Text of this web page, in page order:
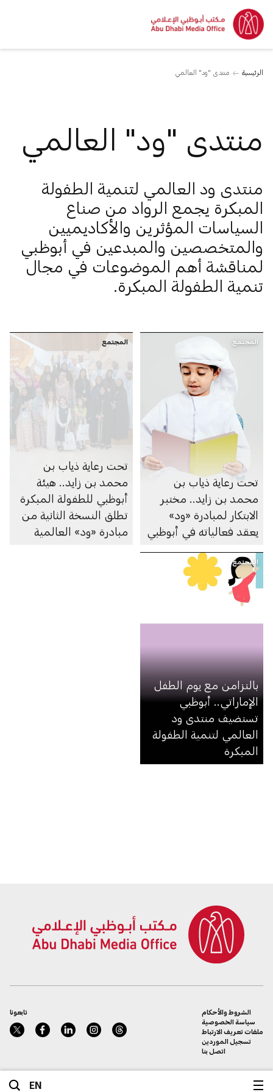
EN
الرئيسية منتدى "ود" العالمي
منتدى "ود" العالمي
منتدى ود العالمي لتنمية الطفولة
المبكرة يجمع الرواد من صناع
السياسات المؤثرين والأكاديميين
والمتخصصين والمبدعين في أبوظبي
لمناقشة أهم الموضوعات في مجال
تنمية الطفولة المبكرة.
المجتمع
تحت رعاية ذياب بن
محمد بن زايد.. مختبر
الابتكار لمبادرة «ود»
يعقد فعالياته في أبوظبي
المجتمع
تحت رعاية ذياب بن
محمد بن زايد.. هيئة
أبوظبي للطفولة المبكرة
تطلق النسخة الثانية من
مبادرة «ود» العالمية
المجتمع
بالتزامن مع يوم الطفل
الإماراتي.. أبوظبي
تستضيف منتدى ود
العالمي لتنمية الطفولة
المبكرة
تابعونا
الشروط والأحكام
سياسة الخصوصية
ملفات تعريف الارتباط
تسجيل الموردين
اتصل بنا